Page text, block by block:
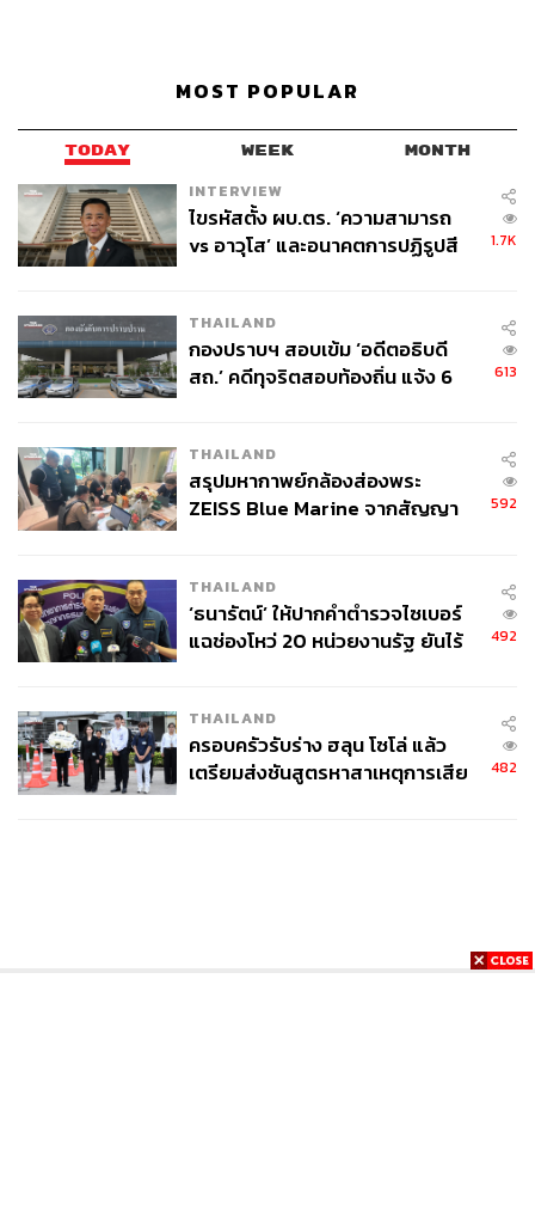
MOST POPULAR
TODAY WEEK MONTH
INTERVIEW
ไขรหัสตั้ง ผบ.ตร. ‘ความสามารถ
vs อาวุโส’ และอนาคตการปฏิรูปสี
1.7K
THAILAND
กองปราบฯ สอบเข้ม ‘อดีตอธิบดี
สถ.’ คดีทุจริตสอบท้องถิ่น แจ้ง 6
613
THAILAND
สรุปมหากาพย์กล้องส่องพระ
ZEISS Blue Marine จากสัญญา
จ่ายหนี้-แอบระบุแบรนด์
592
THAILAND
‘ธนารัตน์’ ให้ปากคำตำรวจไซเบอร์
แฉช่องโหว่ 20 หน่วยงานรัฐ ยันไร้
492
THAILAND
ครอบครัวรับร่าง ฮลุน โซโล่ แล้ว
เตรียมส่งชันสูตรหาสาเหตุการเสีย
482